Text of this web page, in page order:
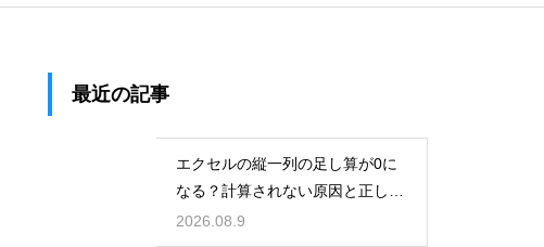
最近の記事
エクセルの縦一列の足し算が0に
なる？計算されない原因と正しい
対処法
2026.08.9